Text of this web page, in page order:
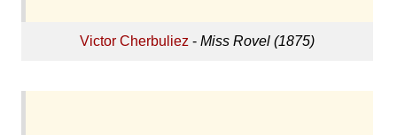
Victor Cherbuliez - Miss Rovel (1875)